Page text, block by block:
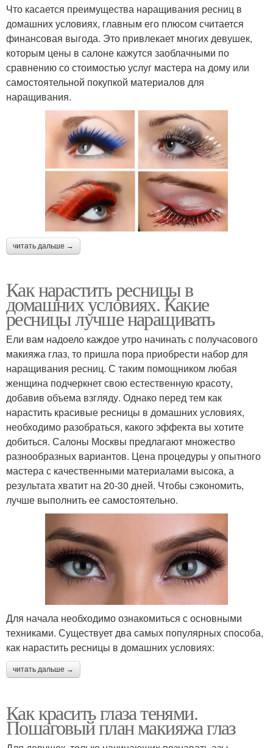
Что касается преимущества наращивания ресниц в
домашних условиях, главным его плюсом считается
финансовая выгода. Это привлекает многих девушек,
которым цены в салоне кажутся заоблачными по
сравнению со стоимостью услуг мастера на дому или
самостоятельной покупкой материалов для
наращивания.
читать дальше →
Как нарастить ресницы в
домашних условиях. Какие
ресницы лучше наращивать
Ели вам надоело каждое утро начинать с получасового
макияжа глаз, то пришла пора приобрести набор для
наращивания ресниц. С таким помощником любая
женщина подчеркнет свою естественную красоту,
добавив объема взгляду. Однако перед тем как
нарастить красивые ресницы в домашних условиях,
необходимо разобраться, какого эффекта вы хотите
добиться. Салоны Москвы предлагают множество
разнообразных вариантов. Цена процедуры у опытного
мастера с качественными материалами высока, а
результата хватит на 20-30 дней. Чтобы сэкономить,
лучше выполнить ее самостоятельно.
Для начала необходимо ознакомиться с основными
техниками. Существует два самых популярных способа,
как нарастить ресницы в домашних условиях:
читать дальше →
Как красить глаза тенями.
Пошаговый план макияжа глаз